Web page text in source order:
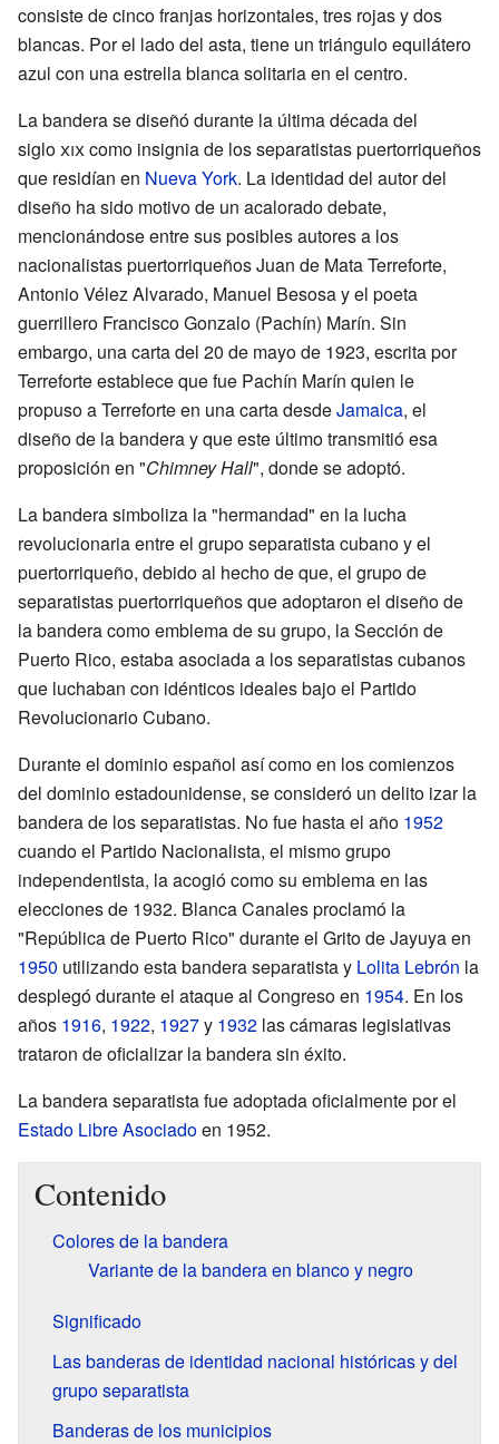
consiste de cinco franjas horizontales, tres rojas y dos
blancas. Por el lado del asta, tiene un triángulo equilátero
azul con una estrella blanca solitaria en el centro.
La bandera se diseñó durante la última década del
sigloxixcomo insignia de los separatistas puertorriqueños
que residían en Nueva York. La identidad del autor del
diseño ha sido motivo de un acalorado debate,
mencionándose entre sus posibles autores a los
nacionalistas puertorriqueños Juan de Mata Terreforte,
Antonio Vélez Alvarado, Manuel Besosa y el poeta
guerrillero Francisco Gonzalo (Pachín) Marín. Sin
embargo, una carta del 20 de mayo de 1923, escrita por
Terreforte establece que fue Pachín Marín quien le
propuso a Terreforte en una carta desdeJamaica, el
diseño de la bandera y que este último transmitió esa
proposición en "Chimney Hall", donde se adoptó.
La bandera simboliza la "hermandad" en la lucha
revolucionaria entre el grupo separatista cubano y el
puertorriqueño, debido al hecho de que, el grupo de
separatistas puertorriqueños que adoptaron el diseño de
la bandera como emblema de su grupo, la Sección de
Puerto Rico, estaba asociada a los separatistas cubanos
que luchaban con idénticos ideales bajo el Partido
Revolucionario Cubano.
Durante el dominio español así como en los comienzos
del dominio estadounidense, se consideró un delito izar la
bandera de los separatistas. No fue hasta el año 1952
cuando el Partido Nacionalista, el mismo grupo
independentista, la acogió como su emblema en las
elecciones de 1932. Blanca Canales proclamó la
"República de Puerto Rico" durante el Grito de Jayuya en
1950 utilizando esta bandera separatista y Lolita Lebrón la
desplegó durante el ataque al Congreso en 1954. En los
años 1916, 1922, 1927y 1932 las cámaras legislativas
trataron de oficializar la bandera sin éxito.
La bandera separatista fue adoptada oficialmente por el
Estado Libre Asociadoen 1952.
Contenido
Colores de la bandera
Variante de la bandera en blanco y negro
Significado
Las banderas de identidad nacional históricas y del
grupo separatista
Banderas de los municipios